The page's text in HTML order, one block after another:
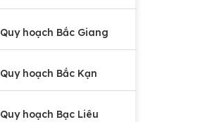
Quy hoạch Bắc Giang
Quy hoạch Bắc Kạn
Quy hoạch Bạc Liêu